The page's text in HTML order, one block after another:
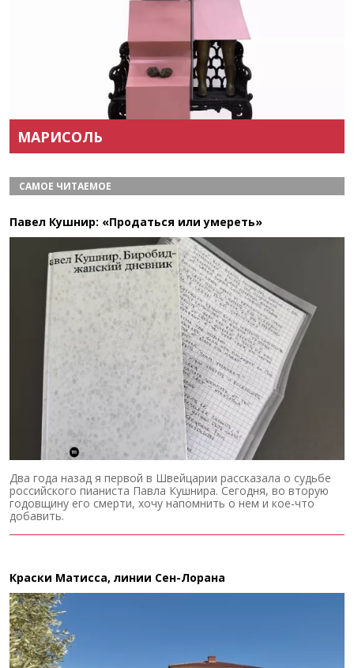
МАРИСОЛЬ
САМОЕ ЧИТАЕМОЕ
Павел Кушнир: «Продаться или умереть»
Два года назад я первой в Швейцарии рассказала о судьбе
российского пианиста Павла Кушнира. Сегодня, во вторую
годовщину его смерти, хочу напомнить о нем и кое-что
добавить.
Краски Матисса, линии Сен-Лорана